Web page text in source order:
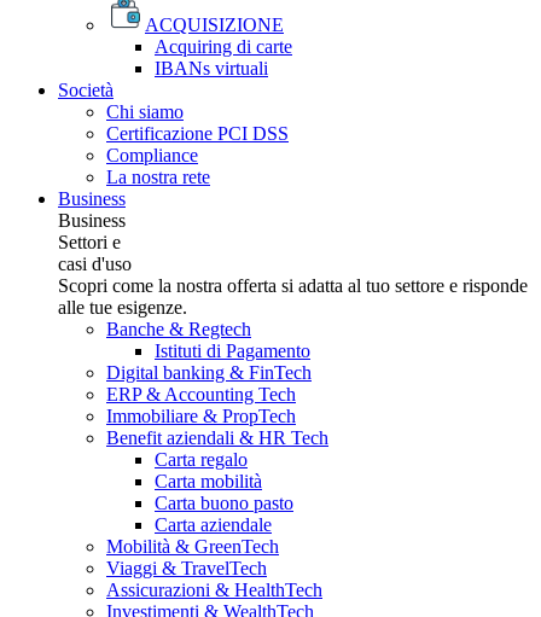
ACQUISIZIONE
Acquiring di carte
IBANs virtuali
Società
Chi siamo
Certificazione PCI DSS
Compliance
La nostra rete
Business
Business
Settori e
casi d'uso
Scopri come la nostra offerta si adatta al tuo settore e risponde
alle tue esigenze.
Banche & Regtech
Istituti di Pagamento
Digital banking & FinTech
ERP & Accounting Tech
Immobiliare & PropTech
Benefit aziendali & HR Tech
Carta regalo
Carta mobilità
Carta buono pasto
Carta aziendale
Mobilità & GreenTech
Viaggi & TravelTech
Assicurazioni & HealthTech
Investimenti & WealthTech